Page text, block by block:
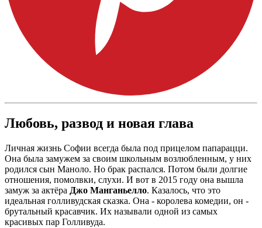
Любовь, развод и новая глава
Личная жизнь Софии всегда была под прицелом папарацци.
Она была замужем за своим школьным возлюбленным, у них
родился сын Маноло. Но брак распался. Потом были долгие
отношения, помолвки, слухи. И вот в 2015 году она вышла
замуж за актёра Джо Манганьелло. Казалось, что это
идеальная голливудская сказка. Она - королева комедии, он -
брутальный красавчик. Их называли одной из самых
красивых пар Голливуда.